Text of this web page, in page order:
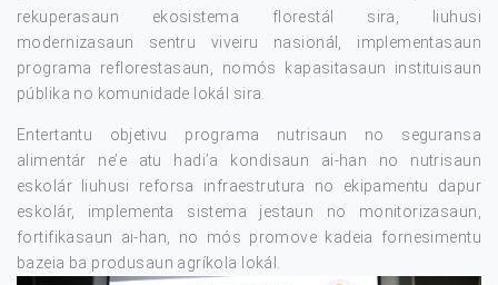
rekuperasaun ekosistema florestál sira, liuhusi
modernizasaun sentru viveiru nasionál, implementasaun
programa reflorestasaun, nomós kapasitasaun instituisaun
públika no komunidade lokál sira.
Entertantu objetivu programa nutrisaun no seguransa
alimentár ne’e atu hadi’a kondisaun ai-han no nutrisaun
eskolár liuhusi reforsa infraestrutura no ekipamentu dapur
eskolár, implementa sistema jestaun no monitorizasaun,
fortifikasaun ai-han, no mós promove kadeia fornesimentu
bazeia ba produsaun agríkola lokál.